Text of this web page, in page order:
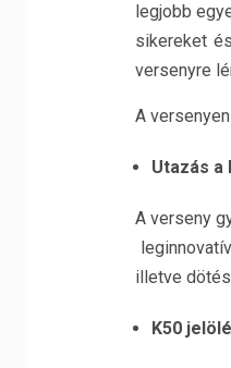
legjobb
sikereket
versenyre
A
Utazás a
A verseny
illetve
K50